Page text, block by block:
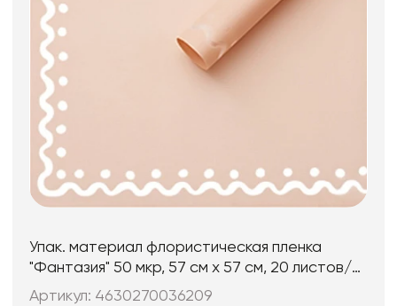
Упак. материал флористическая пленка
"Фантазия" 50 мкр, 57 см х 57 см, 20 листов/
упак., пудровый
Артикул: 4630270036209